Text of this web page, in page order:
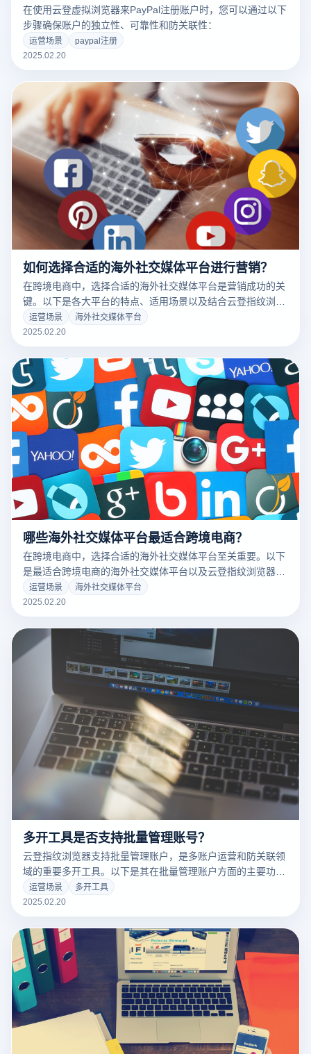
在使用云登虚拟浏览器来PayPal注册账户时，您可以通过以下
步骤确保账户的独立性、可靠性和防关联性：
运营场景
paypal注册
2025.02.20
如何选择合适的海外社交媒体平台进行营销？
在跨境电商中，选择合适的海外社交媒体平台是营销成功的关
键。以下是各大平台的特点、适用场景以及结合云登指纹浏览
器的应用优势：
运营场景
海外社交媒体平台
2025.02.20
哪些海外社交媒体平台最适合跨境电商？
在跨境电商中，选择合适的海外社交媒体平台至关重要。以下
是最适合跨境电商的海外社交媒体平台以及云登指纹浏览器在
这些平台上的应用优势：
运营场景
海外社交媒体平台
2025.02.20
多开工具是否支持批量管理账号？
云登指纹浏览器支持批量管理账户，是多账户运营和防关联领
域的重要多开工具。以下是其在批量管理账户方面的主要功
能：
运营场景
多开工具
2025.02.20